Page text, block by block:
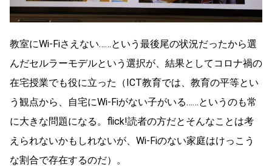
教室にWi-Fiさえない……という最後尾の状況だったから選
んだセルラーモデルという選択が、結果としてコロナ禍の
在宅授業でも役に立った（ICT教育では、教育の平等とい
う観点から、自宅にWi-Fiがない子がいる……というのも常
に大きな問題になる。flick!読者の方だとそんなことは考
えられないかもしれないが、Wi-Fiのない家庭はけっこう
な割合で存在するのだ）。